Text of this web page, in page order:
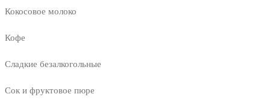
Кокосовое молоко
Кофе
Сладкие безалкогольные
Сок и фруктовое пюре